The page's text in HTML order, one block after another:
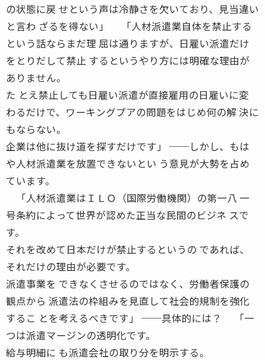
の状態に戻 せという声は冷静さを欠いており、見当違い
と言わ ざるを得ない」 「人材派遣業自体を禁止する
という話ならまだ理 屈は通りますが、日雇い派遣だけ
をとりだして禁止 するというやり方には明確な理由が
ありません。
た とえ禁止しても日雇い派遣が直接雇用の日雇いに変
わるだけで、ワーキングプアの問題をはじめ何の解 決に
もならない。
企業は他に抜け道を探すだけです」 ──しかし、もは
や人材派遣業を放置できないとい う意見が大勢を占め
ています。
「人材派遣業はＩＬＯ（国際労働機関）の第一八 一
号条約によって世界が認めた正当な民間のビジネ スで
す。
それを改めて日本だけが禁止するというの であれば、
それだけの理由が必要です。
派遣事業を できなくさせるのではなく、労働者保護の
観点から 派遣法の枠組みを見直して社会的規制を強化
するこ とを考えるべきです」 ──具体的には？ 「一
つは派遣マージンの透明化です。
給与明細に も派遣会社の取り分を明示する。